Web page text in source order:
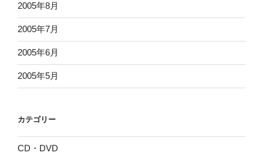
2005年8月
2005年7月
2005年6月
2005年5月
カテゴリー
CD・DVD